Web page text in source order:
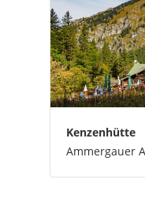
Kenzenhütte
Ammergauer